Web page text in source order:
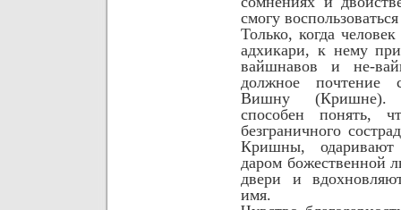
смогу
Только, когда
адхикари, к нему
вайшнавов и не-
должное почтение
Вишну (Кришне).
способен понять,
безграничного
Кришны, одаривают
даром божественной
двери и
имя.